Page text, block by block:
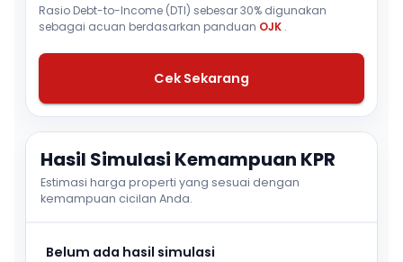
Rasio Debt-to-Income (DTI) sebesar 30% digunakan
sebagai acuan berdasarkan panduan OJK .
Cek Sekarang
Hasil Simulasi Kemampuan KPR
Estimasi harga properti yang sesuai dengan
kemampuan cicilan Anda.
Belum ada hasil simulasi